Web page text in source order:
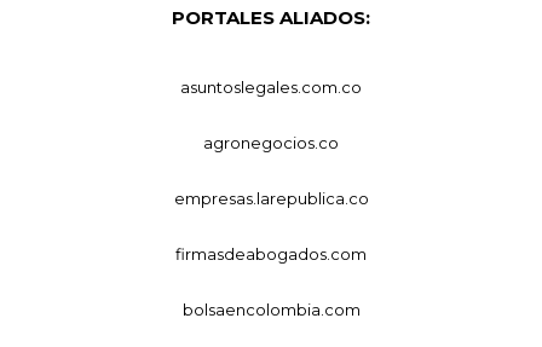
PORTALES ALIADOS:
asuntoslegales.com.co
agronegocios.co
empresas.larepublica.co
firmasdeabogados.com
bolsaencolombia.com